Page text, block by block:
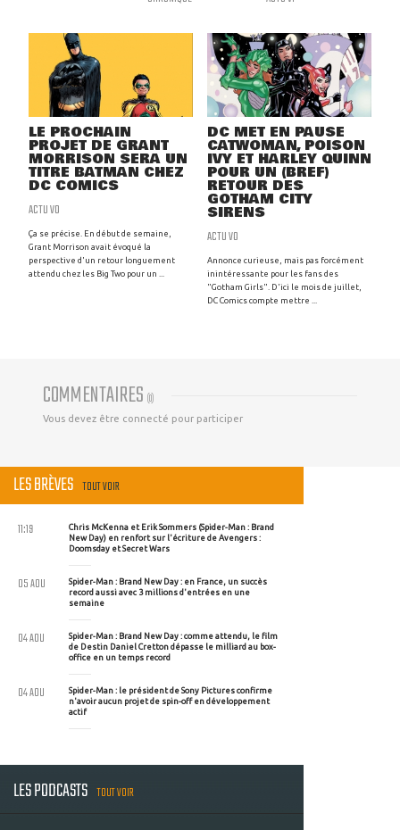
LE PROCHAIN
PROJET DE GRANT
MORRISON SERA UN
TITRE BATMAN CHEZ
DC COMICS
ACTU VO
Ça se précise. En début de semaine,
Grant Morrison avait évoqué la
perspective d'un retour longuement
attendu chez les Big Two pour un ...
DC MET EN PAUSE
CATWOMAN, POISON
IVY ET HARLEY QUINN
POUR UN (BREF)
RETOUR DES
GOTHAM CITY
SIRENS
ACTU VO
Annonce curieuse, mais pas forcément
inintéressante pour les fans des
"Gotham Girls". D'ici le mois de juillet,
DC Comics compte mettre ...
COMMENTAIRES (0)
Vous devez être connecté pour participer
LES BRÈVES TOUT VOIR
Chris McKenna et Erik Sommers (Spider-Man : Brand
New Day) en renfort sur l'écriture de Avengers :
Doomsday et Secret Wars
11:19
Spider-Man : Brand New Day : en France, un succès
record aussi avec 3 millions d'entrées en une
semaine
05 AOU
Spider-Man : Brand New Day : comme attendu, le film
de Destin Daniel Cretton dépasse le milliard au box-
office en un temps record
04 AOU
Spider-Man : le président de Sony Pictures confirme
n'avoir aucun projet de spin-off en développement
actif
04 AOU
LES PODCASTS TOUT VOIR